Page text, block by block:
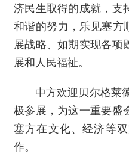
济民生取得的成就，支
和谐的努力，乐见塞方
展战略、如期实现各项
展和人民福祉。
中方欢迎贝尔格莱
极参展，为这一重要盛
塞方在文化、经济等
作。